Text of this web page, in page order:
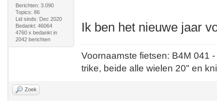
Berichten: 3.090
Topics: 86
Lid sinds: Dec 2020
Bedankt: 46064
4760 x bedankt in
2042 berichten
Ik ben het nieuwe jaar
Voornaamste fietsen: B4M
trike, beide alle wielen 20" en
Zoek